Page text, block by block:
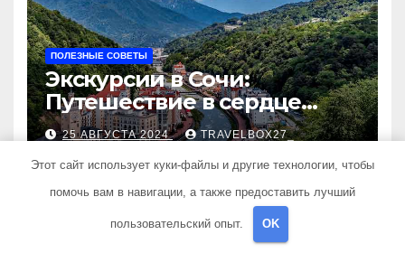
ПОЛЕЗНЫЕ СОВЕТЫ
Экскурсии в Сочи:
Путешествие в сердце
Черноморского курорта
25 АВГУСТА 2024 TRAVELBOX27_
Этот сайт использует куки-файлы и другие технологии, чтобы
помочь вам в навигации, а также предоставить лучший
пользовательский опыт. OK